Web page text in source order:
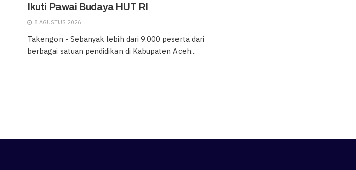
Ikuti Pawai Budaya HUT RI
8 AGUSTUS 2026
Takengon - Sebanyak lebih dari 9.000 peserta dari
berbagai satuan pendidikan di Kabupaten Aceh...